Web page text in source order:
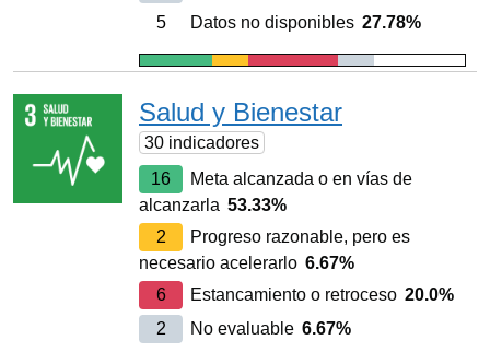
5
Datos no disponibles 27.78%
Salud y Bienestar
30 indicadores
16
Meta alcanzada o en vías de
alcanzarla 53.33%
2
Progreso razonable, pero es
necesario acelerarlo 6.67%
6
Estancamiento o retroceso 20.0%
2
No evaluable 6.67%